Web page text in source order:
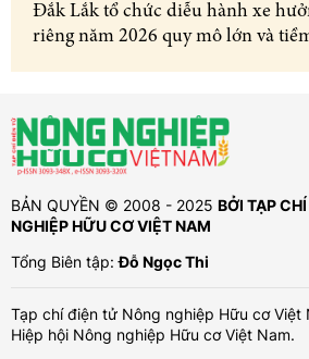
Đắk Lắk tổ chức diễu hành xe
riêng năm 2026 quy mô lớn và
BẢN QUYỀN © 2008 - 2025 BỞI TẠP
NGHIỆP HỮU CƠ VIỆT NAM
Tổng Biên tập:Đỗ Ngọc Thi
Tạp chí điện tử Nông nghiệp Hữu cơ Việt
Hiệp hội Nông nghiệp Hữu cơ Việt Nam.